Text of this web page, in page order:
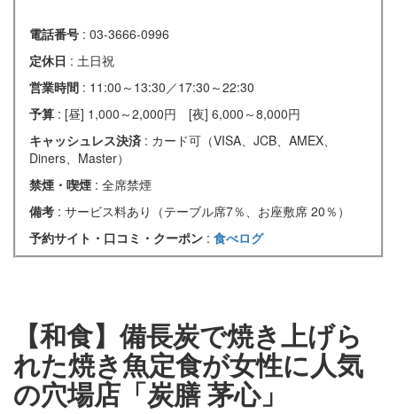
電話番号 : 03-3666-0996
定休日 : 土日祝
営業時間 : 11:00～13:30／17:30～22:30
予算 : [昼] 1,000～2,000円 [夜] 6,000～8,000円
キャッシュレス決済 : カード可（VISA、JCB、AMEX、
Diners、Master）
禁煙・喫煙 : 全席禁煙
備考 : サービス料あり（テーブル席7％、お座敷席 20％）
予約サイト・口コミ・クーポン : 食べログ
【和食】備長炭で焼き上げら
れた焼き魚定食が女性に人気
の穴場店「炭膳 茅心」